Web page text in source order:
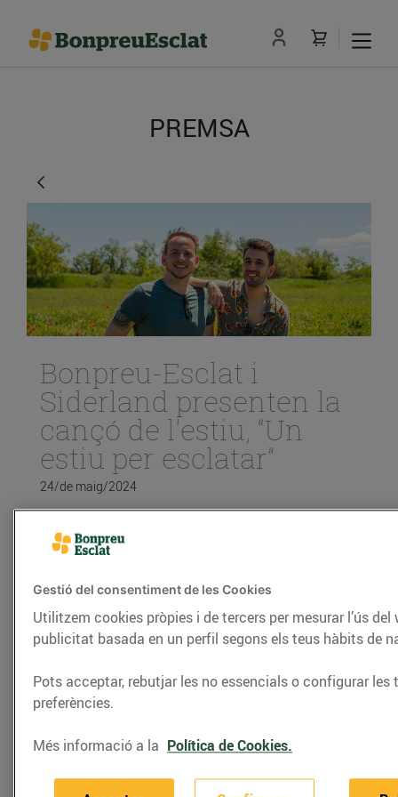
PREMSA
Bonpreu-Esclat i
Siderland presenten la
cançó de l'estiu, “Un
estiu per esclatar”
24/de maig/2024
Bonpreu-Esclat i Siderland presenten la cançó de
Grup Enderrock, Siderland i Bonpreu-
Esclat
amb el territori donant veu a la música en
català.
Després del seu pas pel Benidorm Fest el 2023 i
d’una trajectòria iniciada l’any 2018, el duo
Gestió del consentiment de les Cookies
Utilitzem cookies pròpies i de tercers per mesurar l’ús
publicitat basada en un perfil segons els teus hàbits de
Pots acceptar, rebutjar les no essencials o configurar les
preferències.
Més informació a la Política de Cookies.